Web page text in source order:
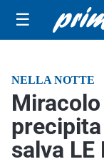
☰
NELLA NOTTE
salva LE